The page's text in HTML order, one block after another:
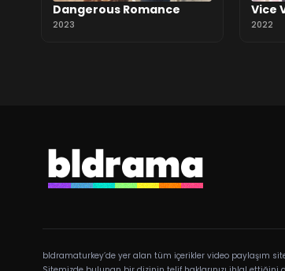
Dangerous Romance
2023
Vice
2022
bldramaturkey’de yer alan tüm içerikler video paylaşım